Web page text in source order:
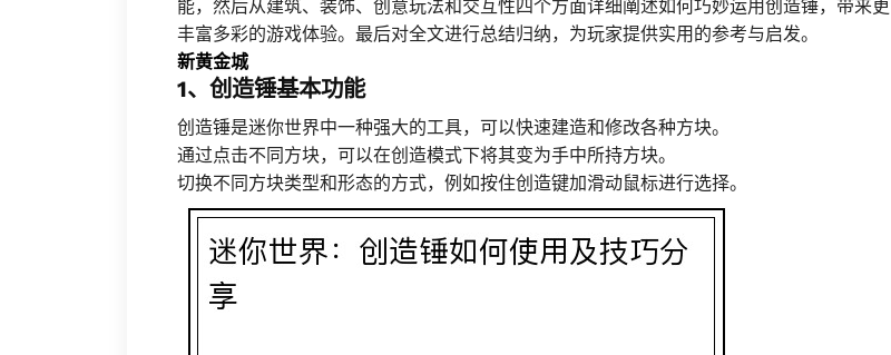
能，然后从建筑、装饰、创意玩法和交互性四个方面详细阐述如何巧妙运用创造锤，带来更
丰富多彩的游戏体验。最后对全文进行总结归纳，为玩家提供实用的参考与启发。
新黄金城
1、创造锤基本功能
创造锤是迷你世界中一种强大的工具，可以快速建造和修改各种方块。
通过点击不同方块，可以在创造模式下将其变为手中所持方块。
切换不同方块类型和形态的方式，例如按住创造键加滑动鼠标进行选择。